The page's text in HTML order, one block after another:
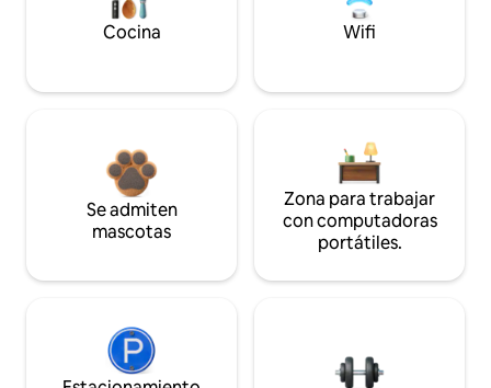
Cocina Wifi
Se admiten
mascotas
Zona para trabajar
con computadoras
portátiles.